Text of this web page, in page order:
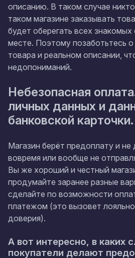
описанию. В таком случае
таком магазине заказывать
будет оберегать всех
месте. Поэтому позаботьтесь
товара и реальном описании,
недопониманий.
Небезопасная
личных данных и
банковской карточки.
Магазин берёт предоплату и не
вовремя или вообще не
Вы же хороший и честный
продумайте заранее разные
сделайте по возможности
платежом (это вызовет
доверия).
А вот интересно, в каких
покупатели делают